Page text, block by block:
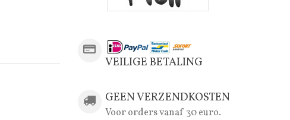
VEILIGE BETALING
GEEN VERZENDKOSTEN
Voor orders vanaf 30 euro.